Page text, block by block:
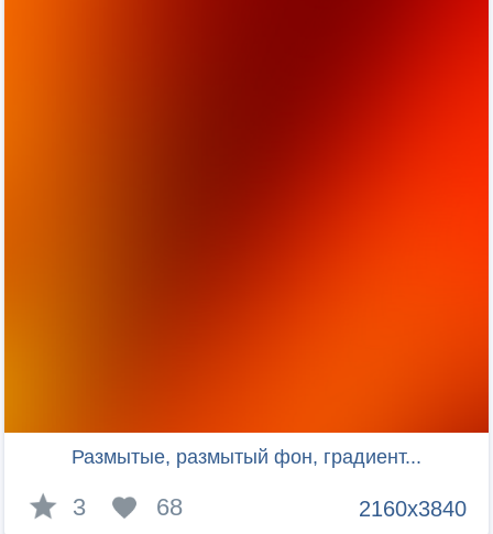
Размытые, размытый фон, градиент...
2160x3840
3 68